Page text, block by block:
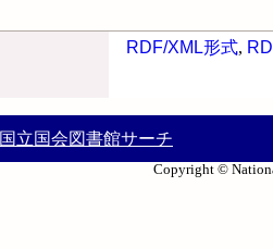
RDF/XML形式,
国立国会図書館サーチ
Copyright ©